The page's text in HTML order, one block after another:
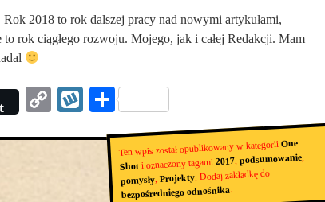
2018 to rok dalszej pracy nad nowymi artykułami,
rok ciągłego rozwoju. Mojego, jak i całej Redakcji. Mam
CopyWykop
Podziel
się
Ten wpis został opublikowany w kategoriiOne
Shoti oznaczony tagami2017, podsumowanie,
pomysły, Projekty. Dodaj zakładkę do
bezpośredniego odnośnika.